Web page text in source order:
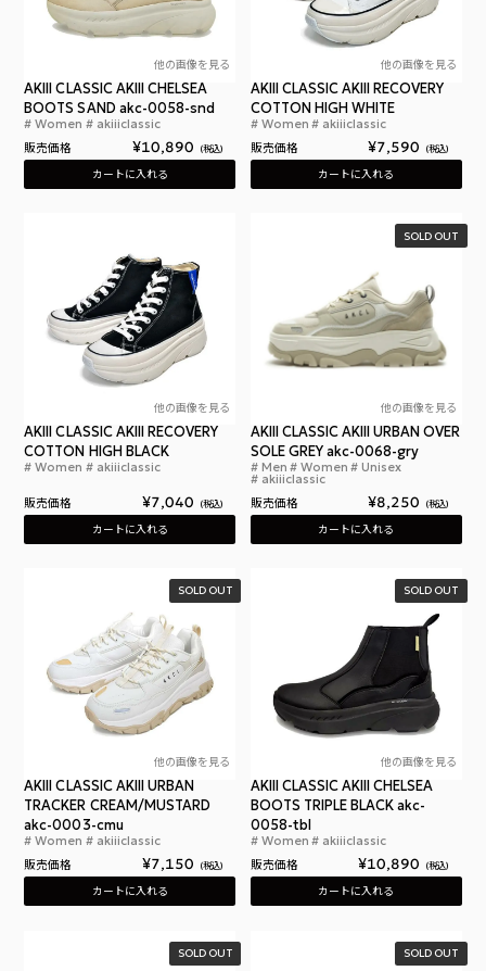
他の画像を見る
アキクラシック アキ チェルシーブーツ レディー
AKIII CLASSIC AKIII CHELSEA
BOOTS SAND akc-0058-snd
Women akiiiclassic
販売価格 ¥10,890 税込
カートに入れる
他の画像を見る
AKIII CLASSIC AKIII RECOVERY
COTTON HIGH WHITE
Women akiiiclassic
販売価格 ¥7,590 税込
カートに入れる
他の画像を見る
アキクラシック アキ リカバリーコットン ハイ 厚
AKIII CLASSIC AKIII RECOVERY
COTTON HIGH BLACK
Women akiiiclassic
販売価格 ¥7,040 税込
カートに入れる
他の画像を見る
AKIII CLASSIC AKIII URBAN OVER
SOLE GREY akc-0068-gry
Men Women Unisex
akiiiclassic
販売価格 ¥8,250 税込
SOLD OUT
カートに入れる
他の画像を見る
アキクラシック アーバントラッカー レディース
AKIII CLASSIC AKIII URBAN
TRACKER CREAM/MUSTARD
akc-0003-cmu
Women akiiiclassic
販売価格 ¥7,150 税込
SOLD OUT
カートに入れる
他の画像を見る
AKIII CLASSIC AKIII CHELSEA
BOOTS TRIPLE BLACK akc-
0058-tbl
Women akiiiclassic
販売価格 ¥10,890 税込
SOLD OUT
カートに入れる
SOLD OUT SOLD OUT